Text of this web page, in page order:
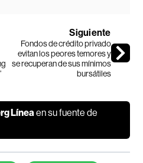
Siguiente
Fondos de crédito privado
evitan los peores temores y
se recuperan de sus mínimos
bursátiles
Línea en su fuente de